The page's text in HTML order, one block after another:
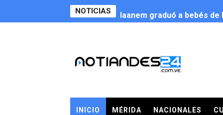
NOTICIAS Iaanem graduó a bebés
Arranca en Rivas Dávila el
CorpoMérida continúa
INICIO MÉRIDA NACIONALES